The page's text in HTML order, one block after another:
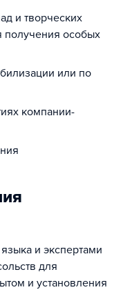
и творческих
получения особых
или по
компании-
для
и установления